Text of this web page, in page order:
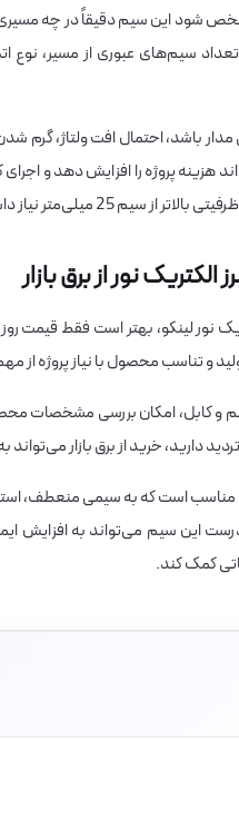
سیم افشان 1×35 باید مشخص شود این سیم
سیم‌های عبوری از مسیر، نوع
باشد، احتمال افت ولتاژ،
میلی‌متر نیاز داشته باشد.
افشان 1×35 البرز الکتریک نور لینکو،
و تناسب محصول با نیاز پروژه از
کابل، امکان بررسی مشخصات
خریدارانی مناسب است که به سیمی
این سیم می‌تواند به افزایش
کمک کند.